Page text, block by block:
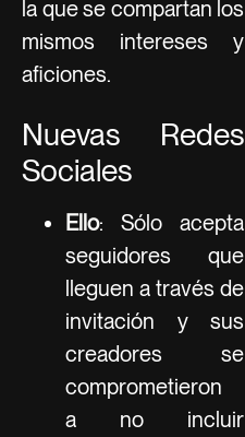
la que se compartan los
mismos intereses y
aficiones.
Nuevas Redes
Sociales
Ello: Sólo acepta
seguidores que
lleguen a través de
invitación y sus
creadores se
comprometieron
a no incluir